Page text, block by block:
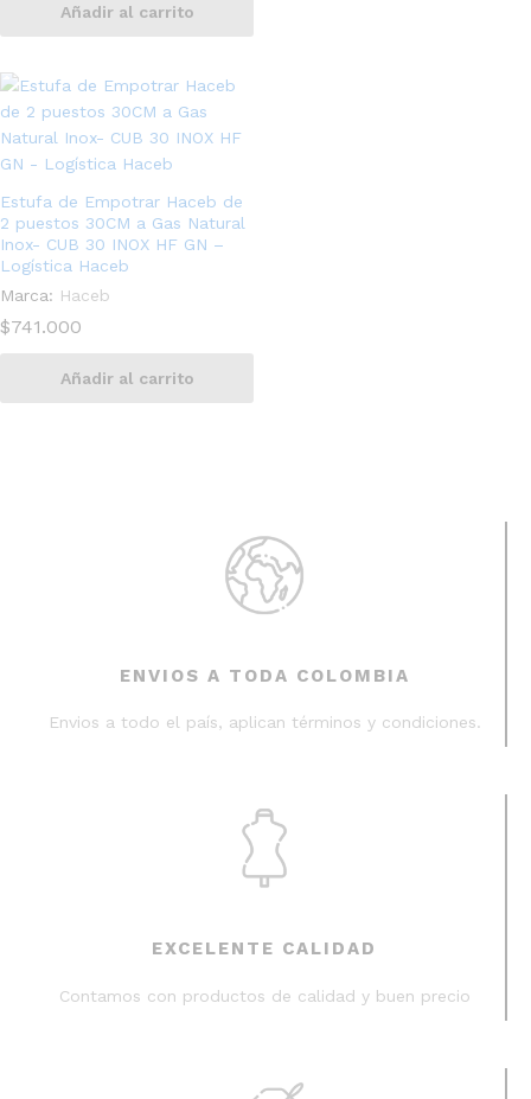
Añadir al carrito
Estufa de Empotrar Haceb de
2 puestos 30CM a Gas Natural
Inox- CUB 30 INOX HF GN –
Logística Haceb
Marca: Haceb
$741.000
Añadir al carrito
ENVIOS A TODA COLOMBIA
Envios a todo el país, aplican términos y condiciones.
EXCELENTE CALIDAD
Contamos con productos de calidad y buen precio